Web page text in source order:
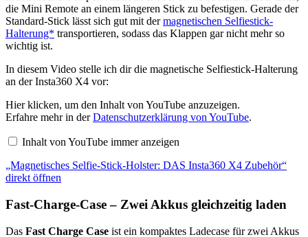
die Mini Remote an einem längeren Stick zu befestigen. Gerade der
Standard-Stick lässt sich gut mit dermagnetischen Selfiestick-
Halterung* transportieren, sodass das Klappen gar nicht mehr so
wichtig ist.
In diesem Video stelle ich dir die magnetische Selfiestick-Halterung
an der Insta360 X4 vor:
„Magnetisches
Selfie-
Stick-
Holster:
DAS
X4
Zubehör“
von
anzeigen
Hier klicken, um den Inhalt von YouTube anzuzeigen.
Erfahre mehr in derDatenschutzerklärung von YouTube.
Inhalt von YouTube immer anzeigen
„Magnetisches Selfie-Stick-Holster: DAS Insta360 X4 Zubehör“
direkt öffnen
Fast-Charge-Case – Zwei Akkus gleichzeitig laden
Das Fast Charge Case ist ein kompaktes Ladecase für zwei Akkus